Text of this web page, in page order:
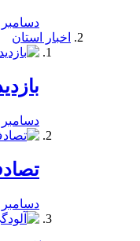
دسامبر 24, 2019
اخبار استان
دسامبر 24, 2019
دسامبر 24, 2019